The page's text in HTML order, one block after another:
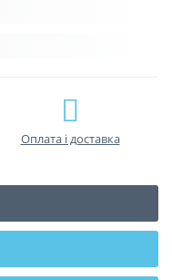
Оплата і доставка